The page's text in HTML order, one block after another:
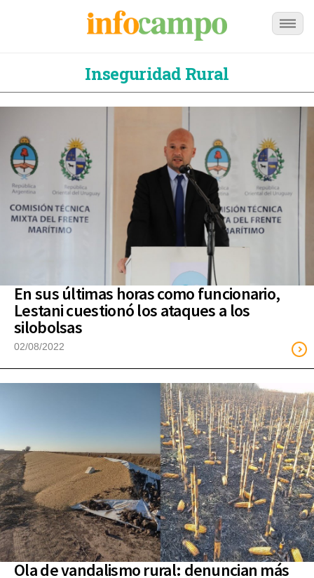
Inseguridad Rural
En sus últimas horas como funcionario,
Lestani cuestionó los ataques a los
silobolsas
02/08/2022
Ola de vandalismo rural: denuncian más